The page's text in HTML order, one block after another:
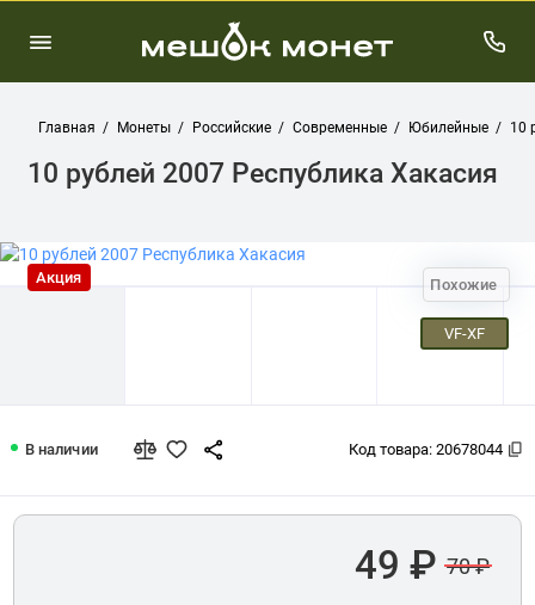
Главная Монеты Российские Современные Юбилейные 10
10 рублей 2007 Республика Хакасия
Похожие
VF-XF
Акция
В наличии Код товара: 20678044
49 ₽ 70 ₽